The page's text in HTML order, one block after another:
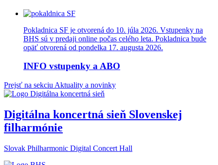
Pokladnica SF je otvorená do 10. júla 2026. Vstupenky na
BHS sú v predaji online počas celého leta. Pokladnica bude
opäť otvorená od pondelka 17. augusta 2026.
INFO vstupenky a ABO
Prejsť na sekciu Aktuality a novinky
Digitálna koncertná sieň Slovenskej
filharmónie
Slovak Philharmonic Digital Concert Hall